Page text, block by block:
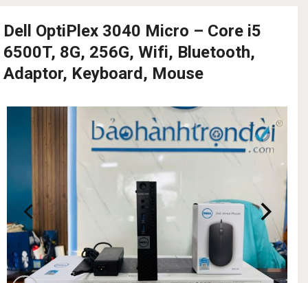
Dell OptiPlex 3040 Micro – Core i5
6500T, 8G, 256G, Wifi, Bluetooth,
Adaptor, Keyboard, Mouse